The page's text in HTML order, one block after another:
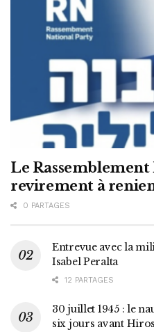
Le Rassemblement
revirement à
0 PARTAGES
Entrevue avec la
Isabel Peralta
12 PARTAGES
30 juillet 1945 : le
six jours avant